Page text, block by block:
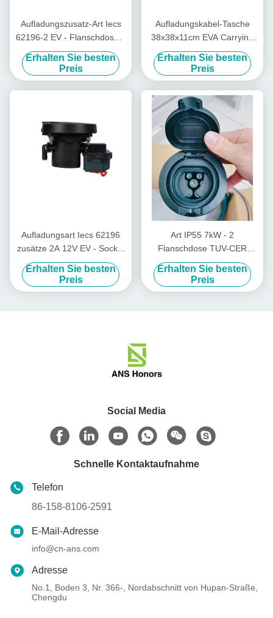
Aufladungszusatz-Art Iecs
62196-2 EV - Flanschdose 2
mit Hella Lock
Erhalten Sie besten
Preis
Aufladungskabel-Tasche
38x38x11cm EVA Carrying
Case ANS Shockproofs EV
Erhalten Sie besten
Preis
Aufladungsart Iecs 62196
zusätze 2A 12V EV - Sockel
2 für Ladestation EV
Erhalten Sie besten
Preis
Art IP55 7kW - 2
Flanschdose TUV-CER
Bescheinigung mit
Fensterladen
Erhalten Sie besten
Preis
Social Media
Schnelle Kontaktaufnahme
Telefon
86-158-8106-2591
E-Mail-Adresse
info@cn-ans.com
Adresse
No.1, Boden 3, Nr. 366-, Nordabschnitt von Hupan-Straße,
Chengdu